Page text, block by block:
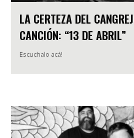
LA CERTEZA DEL
CANCIÓN: “13 DE ABRIL”
Escuchalo acá!